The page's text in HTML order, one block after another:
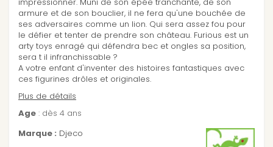
armure et de son bouclier, il ne fera qu'une bouchée de
ses adversaires comme un lion. Qui sera assez fou pour
le défier et tenter de prendre son château. Furious est un
arty toys enragé qui défendra bec et ongles sa position,
sera t il infranchissable ?
A votre enfant d'inventer des histoires fantastiques avec
ces figurines drôles et originales.
Plus de détails
Age : dès 4 ans
Marque : Djeco